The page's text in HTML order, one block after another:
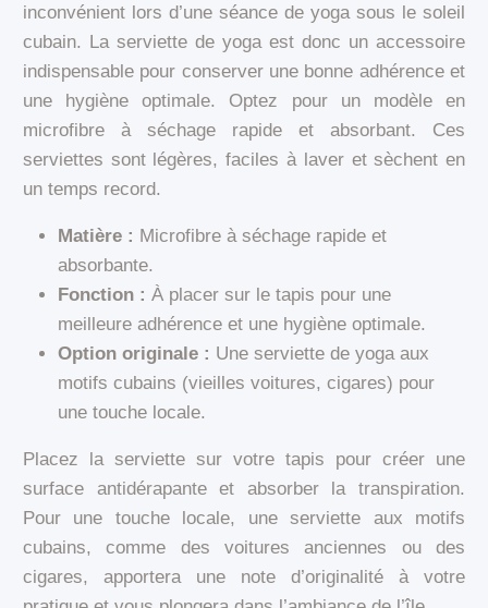
inconvénient lors d’une séance de yoga sous le soleil
cubain. La serviette de yoga est donc un accessoire
indispensable pour conserver une bonne adhérence et
une hygiène optimale. Optez pour un modèle en
microfibre à séchage rapide et absorbant. Ces
serviettes sont légères, faciles à laver et sèchent en
un temps record.
Matière : Microfibre à séchage rapide et
absorbante.
Fonction : À placer sur le tapis pour une
meilleure adhérence et une hygiène optimale.
Option originale : Une serviette de yoga aux
motifs cubains (vieilles voitures, cigares) pour
une touche locale.
Placez la serviette sur votre tapis pour créer une
surface antidérapante et absorber la transpiration.
Pour une touche locale, une serviette aux motifs
cubains, comme des voitures anciennes ou des
cigares, apportera une note d’originalité à votre